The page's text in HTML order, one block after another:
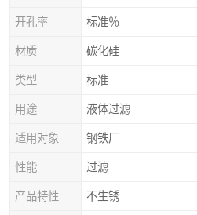
开孔率 标准％
材质 碳化硅
类型 标准
用途 液体过滤
适用对象 钢铁厂
性能 过滤
产品特性 不生锈